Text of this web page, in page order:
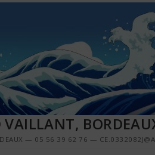
VAILLANT,
— 05 56 39 62 76 —